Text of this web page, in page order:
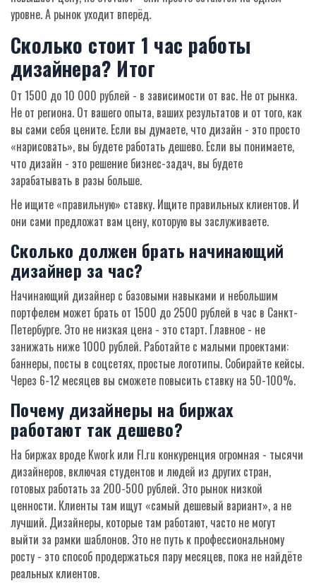
уровне. А рынок уходит вперёд.
Сколько стоит 1 час работы
дизайнера? Итог
От 1500 до 10 000 рублей - в зависимости от вас. Не от рынка.
Не от региона. От вашего опыта, ваших результатов и от того, как
вы сами себя цените. Если вы думаете, что дизайн - это просто
«нарисовать», вы будете работать дешево. Если вы понимаете,
что дизайн - это решение бизнес-задач, вы будете
зарабатывать в разы больше.
Не ищите «правильную» ставку. Ищите правильных клиентов. И
они сами предложат вам цену, которую вы заслуживаете.
Сколько должен брать начинающий
дизайнер за час?
Начинающий дизайнер с базовыми навыками и небольшим
портфелем может брать от 1500 до 2500 рублей в час в Санкт-
Петербурге. Это не низкая цена - это старт. Главное - не
занижать ниже 1000 рублей. Работайте с малыми проектами:
баннеры, посты в соцсетях, простые логотипы. Собирайте кейсы.
Через 6-12 месяцев вы сможете повысить ставку на 50-100%.
Почему дизайнеры на биржах
работают так дешево?
На биржах вроде Kwork или Fl.ru конкуренция огромная - тысячи
дизайнеров, включая студентов и людей из других стран,
готовых работать за 200-500 рублей. Это рынок низкой
ценности. Клиенты там ищут «самый дешевый вариант», а не
лучший. Дизайнеры, которые там работают, часто не могут
выйти за рамки шаблонов. Это не путь к профессиональному
росту - это способ продержаться пару месяцев, пока не найдёте
реальных клиентов.